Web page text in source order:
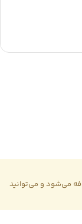
می‌شود و می‌توانید